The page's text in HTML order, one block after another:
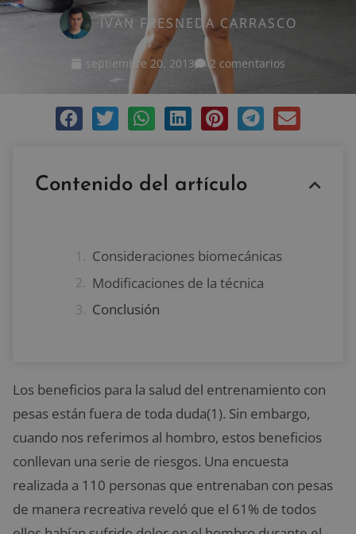
IVAN FRESNEDA CARRASCO
septiembre 20, 2013 2 comentarios
Contenido del artículo
Consideraciones biomecánicas
Modificaciones de la técnica
Conclusión
Los beneficios para la salud del entrenamiento con
pesas están fuera de toda duda(1). Sin embargo,
cuando nos referimos al hombro, estos beneficios
conllevan una serie de riesgos. Una encuesta
realizada a 110 personas que entrenaban con pesas
de manera recreativa reveló que el 61% de todos